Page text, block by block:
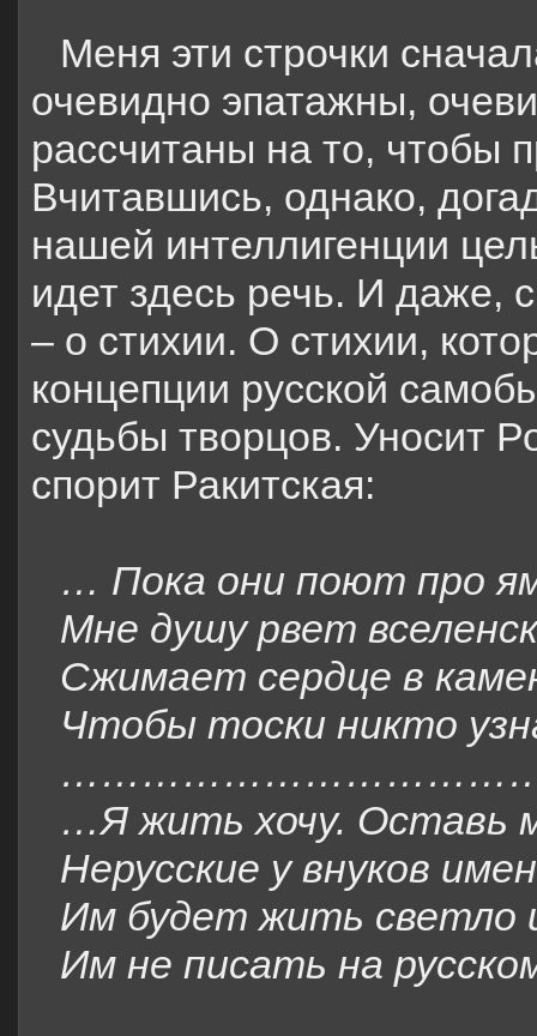
Меня эти строчки
очевидно эпатажны,
рассчитаны на то, чтобы
Вчитавшись, однако,
нашей интеллигенции
идет здесь речь. И даже,
– о стихии. О стихии,
концепции русской
судьбы творцов. Уносит
спорит Ракитская:
… Пока они поют про
Мне душу рвет
Сжимает сердце в
Чтобы тоски никто
…Я жить хочу. Оставь
Нерусские у внуков
Им будет жить светло
Им не писать на